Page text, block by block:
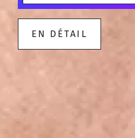
EN DÉTAIL